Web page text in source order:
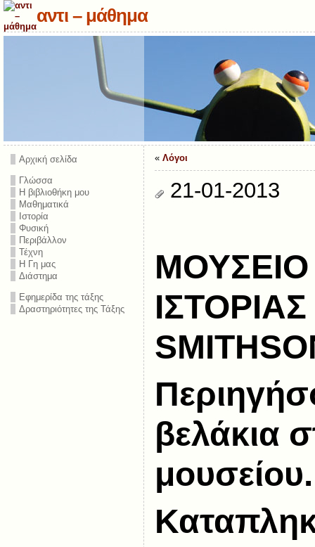
αντι – μάθημα
Αρχική σελίδα
Γλώσσα
Η βιβλιοθήκη μου
Μαθηματικά
Ιστορία
Φυσική
Περιβάλλον
Τέχνη
Η Γη μας
Διάστημα
Εφημερίδα της τάξης
Δραστηριότητες της Τάξης
« Λόγοι
21-01-2013
ΙΣΤΟΡΙΑΣ
βελάκια
μουσείου.